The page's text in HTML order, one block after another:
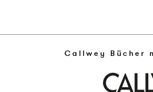
Callwey Bücher